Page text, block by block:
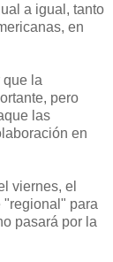
a igual, tanto
en
que la
pero
las
en
viernes, el
"regional" para
pasará por la